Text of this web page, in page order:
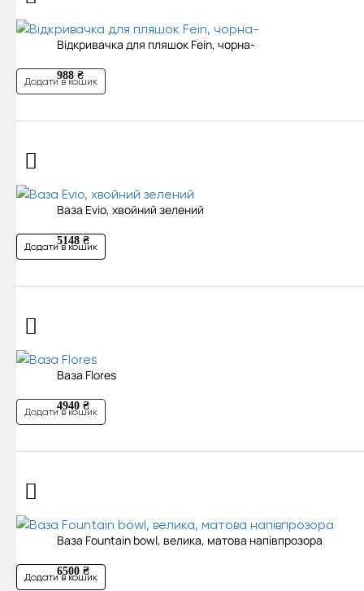
Відкривачка для пляшок Fein, чорна-
988 ₴
Додати в кошик
Ваза Evio, хвойний зелений
5148 ₴
Додати в кошик
Ваза Flores
4940 ₴
Додати в кошик
Ваза Fountain bowl, велика, матова напівпрозора
6500 ₴
Додати в кошик